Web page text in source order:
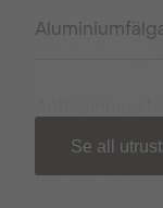
Apple
Se all